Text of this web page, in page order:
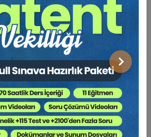
Sonraki
sorumlusu üçüncü kişiye rücu
ve hak sahiplerine bağlanan
sermaye değerinin yarısı kadar”
5510 sayılı Sosyal Sigortalar ve Genel
Kanunu’nun 21. maddesi 4. fıkrası
olup, yasadaki bu düzenlemenin
olduğu sonucuna varılmıştır.